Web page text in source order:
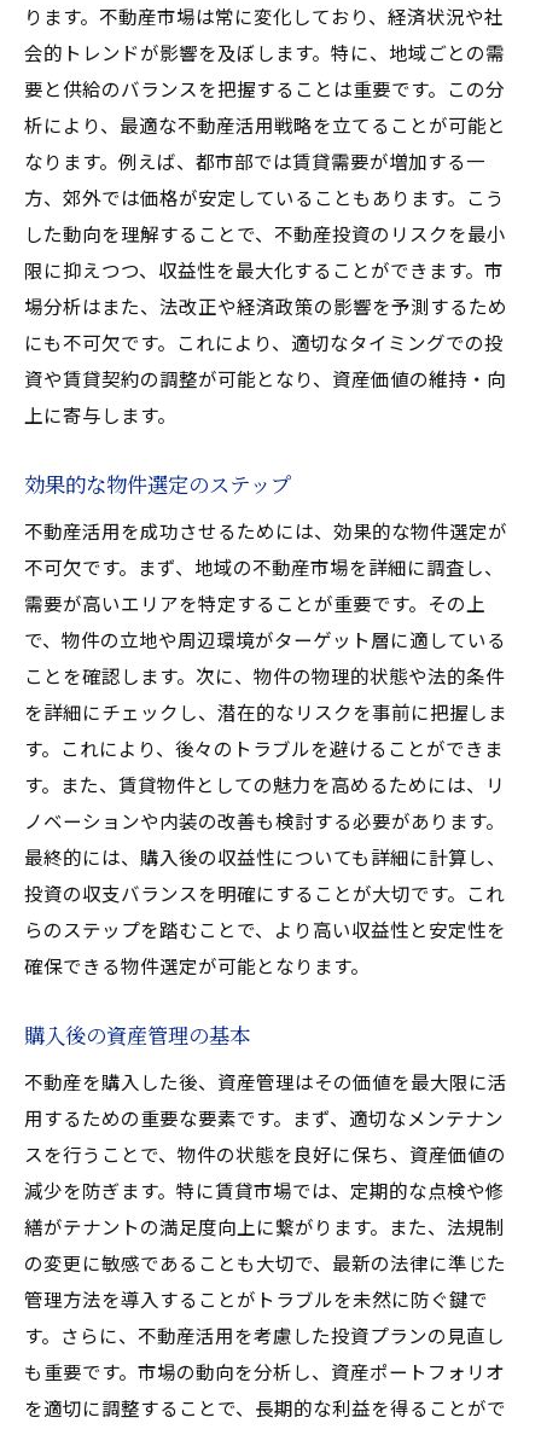
短期賃貸の新たな可能性
リモートワーク時代の物件選び
住みたい街ランキングの影響
不動産活用で差をつけるための法改正対応策
最新の法律改正に関する知識
改正による賃貸契約の変更点
税制改正への対応方法
法改正がもたらす市場への影響
魅力的な賃貸物件を提供するための不動産管理
術
入居者満足度を高める管理法
緊急対応体制の整備
オンライン管理システムの導入
長期入居者を確保する方法
資産価値を高めるための不動産メンテナンスの
重要性
定期的な点検の必要性
プロのメンテナンス業者の選び方
自然災害対策の実施
古い物件の魅力を維持する方法
メンテナンス費用の予算化
不動産活用の成功を導く市場動向の把握方法
データ分析を活用した市場予測
地元の不動産エージェントとの連携
経済指標と不動産価格の関連性
季節ごとの市場動向の変化
人口動態が市場に与える影響
国際情勢の変化を考慮した戦略
トラブルを避けるための賃貸契約の最新知識
契約書の重要ポイント
トラブルを未然に防ぐための対策
ります。不動産市場は常に変化しており、経済状況や社
会的トレンドが影響を及ぼします。特に、地域ごとの需
要と供給のバランスを把握することは重要です。この分
析により、最適な不動産活用戦略を立てることが可能と
なります。例えば、都市部では賃貸需要が増加する一
方、郊外では価格が安定していることもあります。こう
した動向を理解することで、不動産投資のリスクを最小
限に抑えつつ、収益性を最大化することができます。市
場分析はまた、法改正や経済政策の影響を予測するため
にも不可欠です。これにより、適切なタイミングでの投
資や賃貸契約の調整が可能となり、資産価値の維持・向
上に寄与します。
効果的な物件選定のステップ
不動産活用を成功させるためには、効果的な物件選定が
不可欠です。まず、地域の不動産市場を詳細に調査し、
需要が高いエリアを特定することが重要です。その上
で、物件の立地や周辺環境がターゲット層に適している
ことを確認します。次に、物件の物理的状態や法的条件
を詳細にチェックし、潜在的なリスクを事前に把握しま
す。これにより、後々のトラブルを避けることができま
す。また、賃貸物件としての魅力を高めるためには、リ
ノベーションや内装の改善も検討する必要があります。
最終的には、購入後の収益性についても詳細に計算し、
投資の収支バランスを明確にすることが大切です。これ
らのステップを踏むことで、より高い収益性と安定性を
確保できる物件選定が可能となります。
購入後の資産管理の基本
不動産を購入した後、資産管理はその価値を最大限に活
用するための重要な要素です。まず、適切なメンテナン
スを行うことで、物件の状態を良好に保ち、資産価値の
減少を防ぎます。特に賃貸市場では、定期的な点検や修
繕がテナントの満足度向上に繋がります。また、法規制
の変更に敏感であることも大切で、最新の法律に準じた
管理方法を導入することがトラブルを未然に防ぐ鍵で
す。さらに、不動産活用を考慮した投資プランの見直し
も重要です。市場の動向を分析し、資産ポートフォリオ
を適切に調整することで、長期的な利益を得ることがで